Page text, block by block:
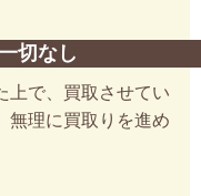
切なし
上で、買取させてい
無理に買取りを進め